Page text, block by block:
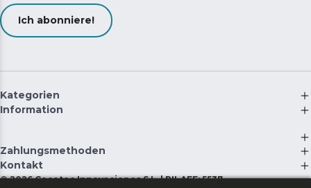
Ich abonniere!
Kategorien
Information
Zahlungsmethoden
Kontakt
©2026 Cecotec Innovaciones S.L. | RII-AEE: 5537